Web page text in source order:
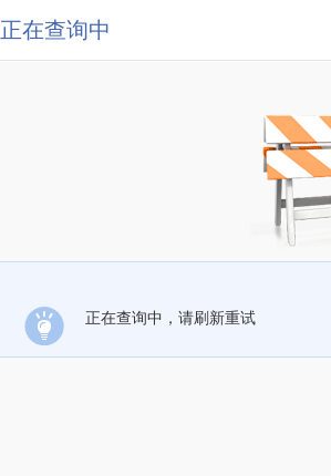
正在查询中
正在查询中，请刷新重试